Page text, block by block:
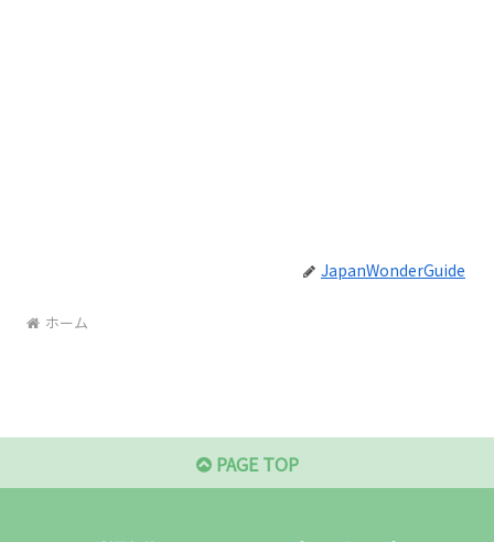
JapanWonderGuide
ホーム
PAGE TOP